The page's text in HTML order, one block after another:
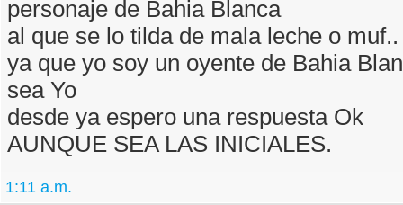
personaje de Bahia Blanca
al que se lo tilda de mala leche o
ya que yo soy un oyente de Bahia
sea Yo
desde ya espero una respuesta Ok
AUNQUE SEA LAS INICIALES.
1:11 a.m.